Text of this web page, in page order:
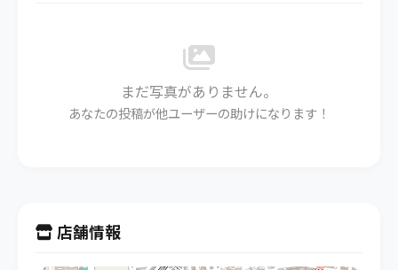
まだ写真がありません。
あなたの投稿が他ユーザーの助けになります！
店舗情報